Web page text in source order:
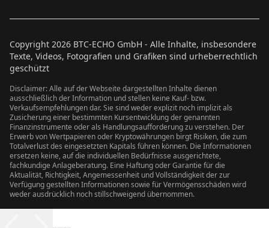
Copyright 2026 BTC-ECHO GmbH - Alle Inhalte, insbesondere
Texte, Videos, Fotografien und Grafiken sind urheberrechtlich
geschützt
Disclaimer: Alle auf der Webseite dargestellten Inhalte dienen
ausschließlich der Information und stellen keine Kauf- bzw.
Verkaufsempfehlungen dar. Sie sind weder explizit noch implizit als
Zusicherung einer bestimmten Kursentwicklung der genannten
Finanzinstrumente oder als Handlungsaufforderung zu verstehen. Der
Erwerb von Wertpapieren oder Kryptowährungen birgt Risiken, die zum
Totalverlust des eingesetzten Kapitals führen können. Die Informationen
ersetzen keine, auf die individuellen Bedürfnisse ausgerichtete,
fachkundige Anlageberatung. Eine Haftung oder Garantie für die
Aktualität, Richtigkeit, Angemessenheit und Vollständigkeit der zur
Verfügung gestellten Informationen sowie für Vermögensschäden wird
weder ausdrücklich noch stillschweigend übernommen.